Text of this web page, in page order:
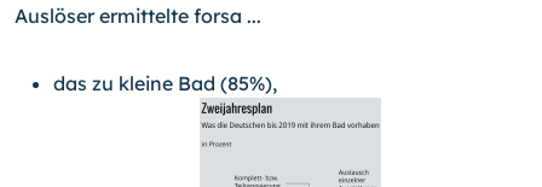
Auslöser ermittelte forsa ...
das zu kleine Bad (85%),